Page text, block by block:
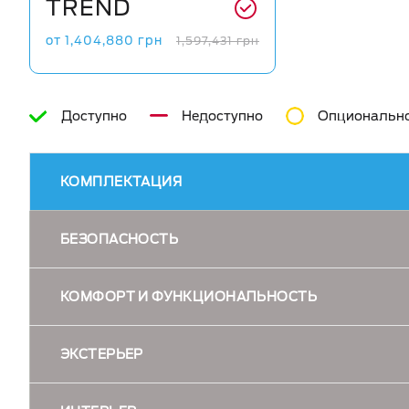
TREND
от 1,404,880 грн 1,597,431грн
Доступно Недоступно
КОМПЛЕКТАЦИЯ
БЕЗОПАСНОСТЬ
ABS - антиблокировочная система
Иммобилайзер
КОМФОРТ И ФУНКЦИОНАЛЬНОСТЬ
Кондиционер
ЭКСТЕРЬЕР